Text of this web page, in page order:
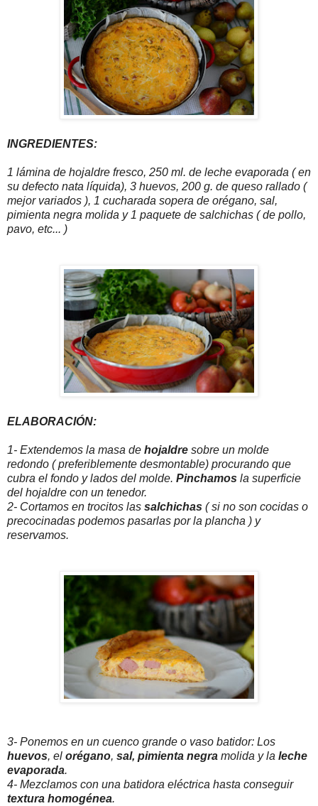
INGREDIENTES:
1 lámina de hojaldre fresco, 250 ml. de leche evaporada ( en
su defecto nata líquida), 3 huevos, 200 g. de queso rallado (
mejor variados ), 1 cucharada sopera de orégano, sal,
pimienta negra molida y 1 paquete de salchichas ( de pollo,
pavo, etc... )
ELABORACIÓN:
1- Extendemos la masa de hojaldre sobre un molde
redondo ( preferiblemente desmontable) procurando que
cubra el fondo y lados del molde. Pinchamos la superficie
del hojaldre con un tenedor.
2- Cortamos en trocitos las salchichas ( si no son cocidas o
precocinadas podemos pasarlas por la plancha ) y
reservamos.
3- Ponemos en un cuenco grande o vaso batidor: Los
huevos, el orégano, sal, pimienta negra molida y la leche
evaporada.
4- Mezclamos con una batidora eléctrica hasta conseguir
textura homogénea.